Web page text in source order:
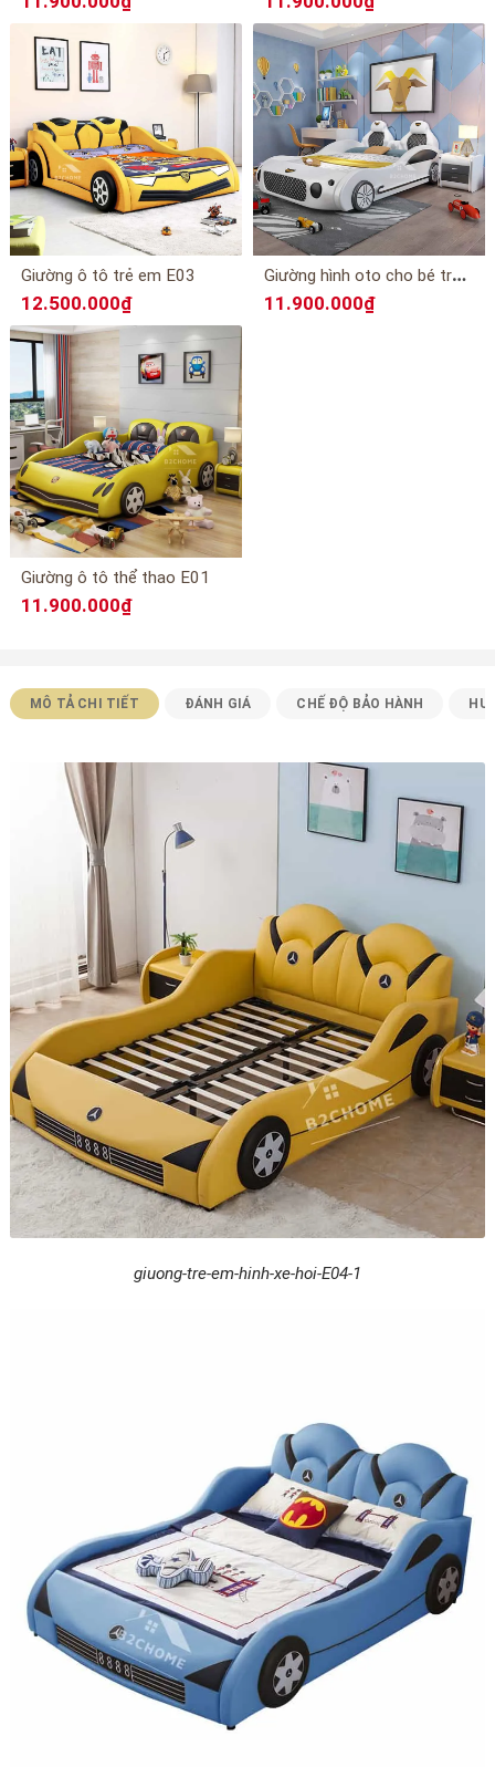
Giường ô tô trẻ em E03
12.500.000₫
G
iường hình oto cho bé trai E02
11.900.000₫
Giường ô tô thể thao E01
11.900.000₫
MÔ TẢ CHI TIẾT ĐÁNH GIÁ CHẾ ĐỘ BẢO HÀNH
giuong-tre-em-hinh-xe-hoi-E04-1